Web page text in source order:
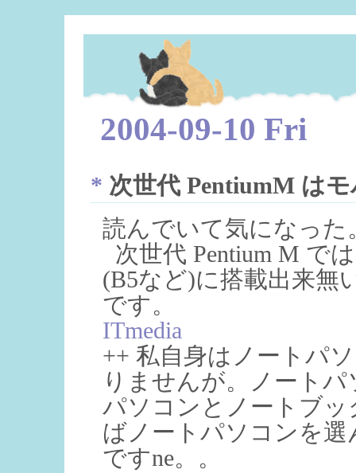
2004-09-10 Fri
* 次世代 PentiumM は
読んでいて気になった
次世代 Pentium M で
(B5など)に搭載出来無
です。
ITmedia
++ 私自身はノートパ
りませんが。ノート
パソコンとノートブ
ばノートパソコンを
ですne。。